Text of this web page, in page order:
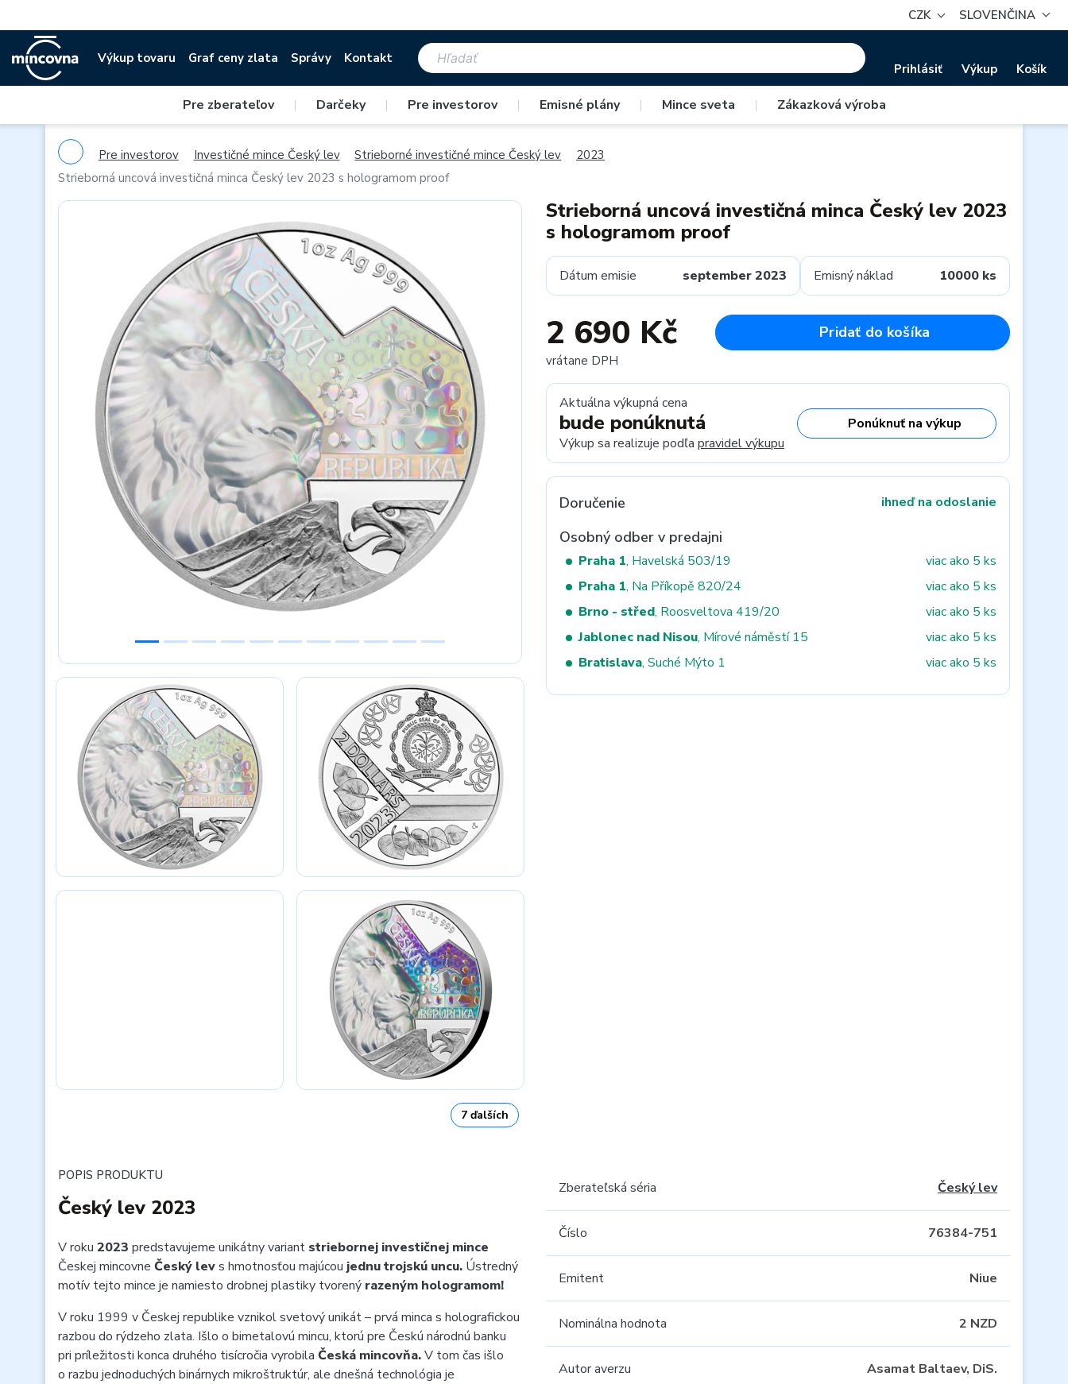
CZK SLOVENČINA
Výkup tovaru Graf ceny zlata Správy Kontakt
Prihlásiť Výkup Košík
Pre zberateľov | Darčeky | Pre investorov | Emisné plány | Mince sveta | Zákazková výroba
Pre investorov Investičné mince Český lev Strieborné investičné mince Český lev
2023
Strieborná uncová investičná minca Český lev 2023 s hologramom proof
Previous
7 ďalších
Strieborná uncová investičná minca Český lev 2023
s hologramom proof
Dátum emisie september 2023 Emisný náklad 10000 ks
2 690 Kč
vrátane DPH
Pridať do košíka
Aktuálna výkupná cena
bude ponúknutá
Výkup sa realizuje podľa pravidel výkupu
Ponúknuť na výkup
Doručenie ihneď na odoslanie
Osobný odber v predajni
Praha 1, Havelská 503/19
viac ako 5 ks
Praha 1, Na Příkopě 820/24
viac ako 5 ks
Brno - střed, Roosveltova 419/20
viac ako 5 ks
Jablonec nad Nisou, Mírové náměstí 15
viac ako 5 ks
Bratislava, Suché Mýto 1 viac ako 5 ks
POPIS PRODUKTU
Český lev 2023
V roku 2023 predstavujeme unikátny variant striebornej investičnej mince
Českej mincovne Český levs hmotnosťou majúcou jednu trojskú uncu. Ústredný
motív tejto mince je namiesto drobnej plastiky tvorený razeným hologramom!
V roku 1999 v Českej republike vznikol svetový unikát – prvá minca s holografickou
razbou do rýdzeho zlata. Išlo o bimetalovú mincu, ktorú pre Českú národnú banku
pri príležitosti konca druhého tisícročia vyrobila Česká mincovňa.V tom čas išlo
o razbu jednoduchých binárnych mikroštruktúr, ale dnešná technológia je
Zberateľská séria Český lev
Číslo 76384-751
Emitent Niue
Nominálna hodnota 2 NZD
Autor averzu Asamat Baltaev, DiS.